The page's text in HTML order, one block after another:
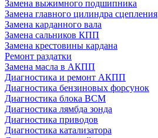
Замена выжимного подшипника
Замена главного цилиндра сцепления
Замена карданного вала
Замена сальников КПП
Замена крестовины кардана
Ремонт раздатки
Замена масла в АКПП
Диагностика и ремонт АКПП
Диагностика бензиновых форсунок
Диагностика блока BCM
Диагностика лямбда зонда
Диагностика приводов
Диагностика катализатора